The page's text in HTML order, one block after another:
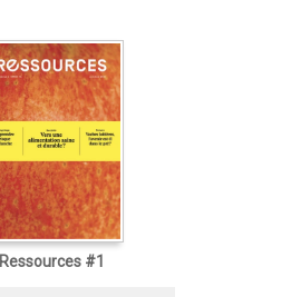
Ressources #1